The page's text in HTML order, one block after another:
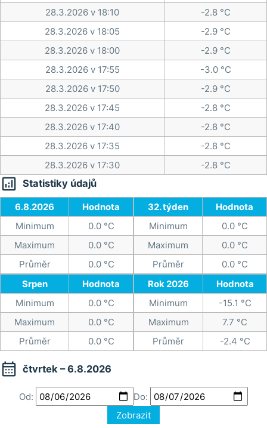
28.3.2026 v 18:10
-2.8 °C
28.3.2026 v 18:05
-2.9 °C
28.3.2026 v 18:00
-2.9 °C
28.3.2026 v 17:55
-3.0 °C
28.3.2026 v 17:50
-2.9 °C
28.3.2026 v 17:45
-2.8 °C
28.3.2026 v 17:40
-2.8 °C
28.3.2026 v 17:35
-2.8 °C
28.3.2026 v 17:30
-2.8 °C
 Statistiky údajů
6.8.2026
Hodnota
Minimum
0.0 °C
Maximum
0.0 °C
Průměr
0.0 °C
32. týden
Hodnota
Minimum
0.0 °C
Maximum
0.0 °C
Průměr
0.0 °C
Srpen
Hodnota
Minimum
0.0 °C
Maximum
0.0 °C
Průměr
0.0 °C
Rok 2026
Hodnota
Minimum
-15.1 °C
Maximum
7.7 °C
Průměr
-2.4 °C
 čtvrtek – 6.8.2026
Od:
Do:
Zobrazit